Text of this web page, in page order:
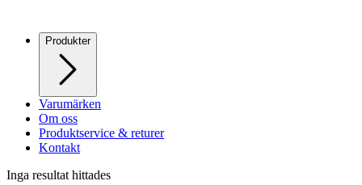
Produkter
Varumärken
Om oss
Produktservice & returer
Kontakt
Inga resultat hittades